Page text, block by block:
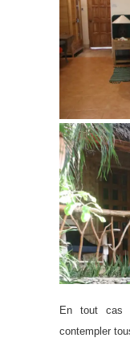
En tout cas
contempler